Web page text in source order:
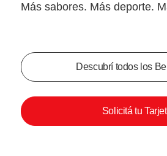
Más sabores. Más deporte.
Solicitá tu
Descubrí todos los